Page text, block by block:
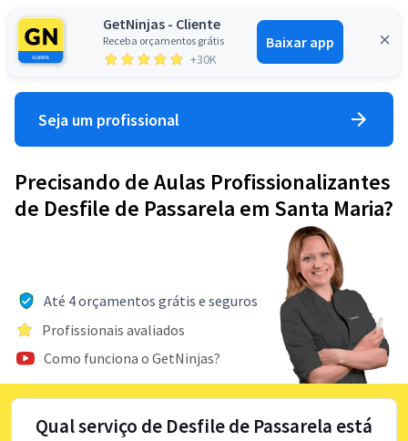
GetNinjas - Cliente
Receba orçamentos grátis
+30K
Baixar app
Entrar
Seja um profissional
Precisando de Aulas Profissionalizantes
de Desfile de Passarela em Santa Maria?
Até 4 orçamentos grátis e seguros
Profissionais avaliados
Como funciona o GetNinjas?
Qual serviço de Desfile de Passarela está